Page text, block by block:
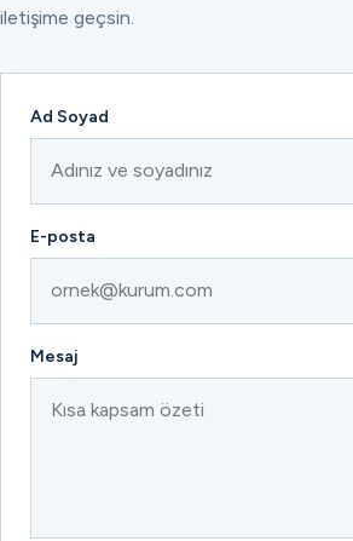
iletişime geçsin.
Ad Soyad
E-posta
Mesaj